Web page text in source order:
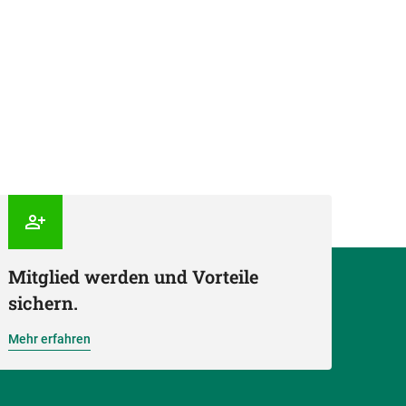
Mitglied werden und Vorteile
sichern.
Mehr erfahren